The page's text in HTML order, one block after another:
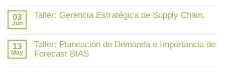
un
con
estacionalidad
comentarios
de
CEDIS:
Fundamentos
03
Jun
Taller: Gerencia Estratégica de Supply Chain.
en
Taller:
Gerencia
13
May
Taller: Planeación de Demanda e Importancia de
Forecast BIAS